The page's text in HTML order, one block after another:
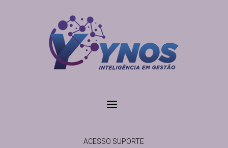
ACESSO SUPORTE